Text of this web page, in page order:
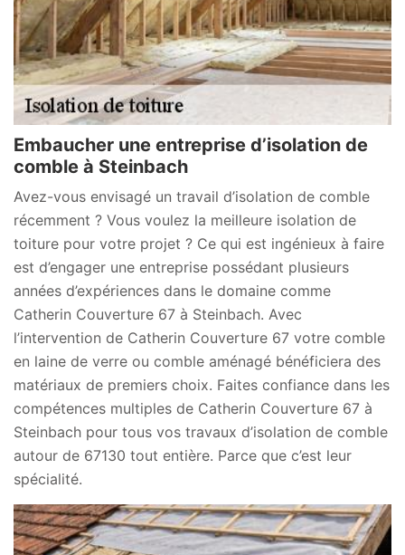
Embaucher une entreprise d’isolation de
comble à Steinbach
Avez-vous envisagé un travail d’isolation de comble
récemment ? Vous voulez la meilleure isolation de
toiture pour votre projet ? Ce qui est ingénieux à faire
est d’engager une entreprise possédant plusieurs
années d’expériences dans le domaine comme
Catherin Couverture 67 à Steinbach. Avec
l’intervention de Catherin Couverture 67 votre comble
en laine de verre ou comble aménagé bénéficiera des
matériaux de premiers choix. Faites confiance dans les
compétences multiples de Catherin Couverture 67 à
Steinbach pour tous vos travaux d’isolation de comble
autour de 67130 tout entière. Parce que c’est leur
spécialité.